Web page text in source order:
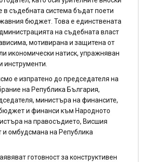
в съдебната система бъдат поети
бюджет. Това е единствената
на съдебната власт
мотивирана и защитена от
икономически натиск, упражняван
е изпратено до председателя на
на Република България,
министъра на финансите,
и финанси към Народното
на правосъдието, Висшия
и омбудсмана на Република
готовност за конструктивен